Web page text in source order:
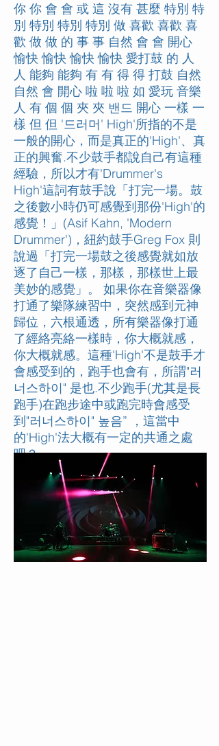
你 你 會 會 或 這 沒有 甚麼 特別 特
別 特別 特別 特別 做 喜歡 喜歡 喜
歡 做 做 的 事 事 自然 會 會 開心
愉快 愉快 愉快 愉快 愛打鼓 的 人
人 能夠 能夠 有 有 得 得 打鼓 自然
自然 會 開心 啦 啦 啦 如 愛玩 音樂
人 有 個 個 夾 夾 밴드 開心 一樣 一
樣 但 但 '드러머' High'所指的不是
一般的開心，而是真正的'High'、真
正的興奮.不少鼓手都說自己有這種
經驗，所以才有'Drummer's
High'這詞有鼓手說「打完一場。鼓
之後數小時仍可感覺到那份'High'的
感覺！」(Asif Kahn, 'Modern
Drummer')，紐約鼓手Greg Fox 則
說過「打完一場鼓之後感覺就如放
逐了自己一樣，那樣，那樣世上最
美妙的感覺」。 如果你在音樂器像
打通了樂隊練習中，突然感到元神
歸位，六根通透，所有樂器像打通
了經絡亮絡一樣時，你大概就感，
你大概就感。這種'High'不是鼓手才
會感受到的，跑手也會有，所謂"러
너스하이" 是也.不少跑手(尤其是長
跑手)在跑步途中或跑完時會感受
到"러너스하이" 높음” ，這當中
的'High'法大概有一定的共通之處
吧？